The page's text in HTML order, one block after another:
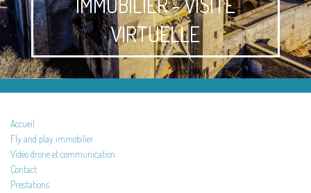
VIRTUELLE
Accueil
Fly and play immobilier
Vidéo drone et communication
Contact
Prestations